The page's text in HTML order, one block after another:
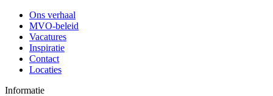
Ons verhaal
MVO-beleid
Vacatures
Inspiratie
Contact
Locaties
Informatie